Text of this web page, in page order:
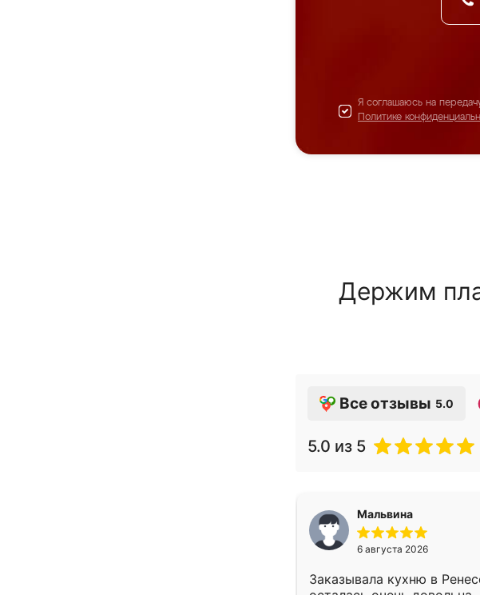
Я соглашаюсь на
Политике
Держим
Все отзывы 5.0
5.0 из 5
Мальвина
6 августа 2026
Заказывала кухню в